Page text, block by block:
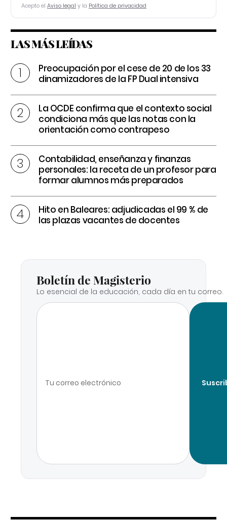
Acepto el Aviso legal y la Política de privacidad
LAS MÁS LEÍDAS
Preocupación por el cese de 20 de los 33
dinamizadores de la FP Dual intensiva
La OCDE confirma que el contexto social
condiciona más que las notas con la
orientación como contrapeso
Contabilidad, enseñanza y finanzas
personales: la receta de un profesor para
formar alumnos más preparados
Hito en Baleares: adjudicadas el 99 % de
las plazas vacantes de docentes
Boletín de Magisterio
Lo esencial de la educación, cada día en tu correo.